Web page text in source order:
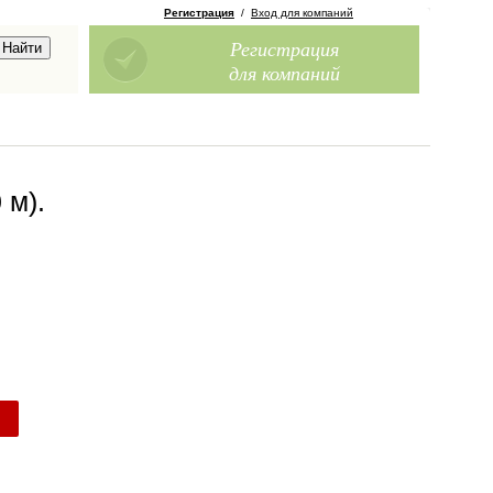
Регистрация / Вход для компаний
Регистрация
для компаний
м).